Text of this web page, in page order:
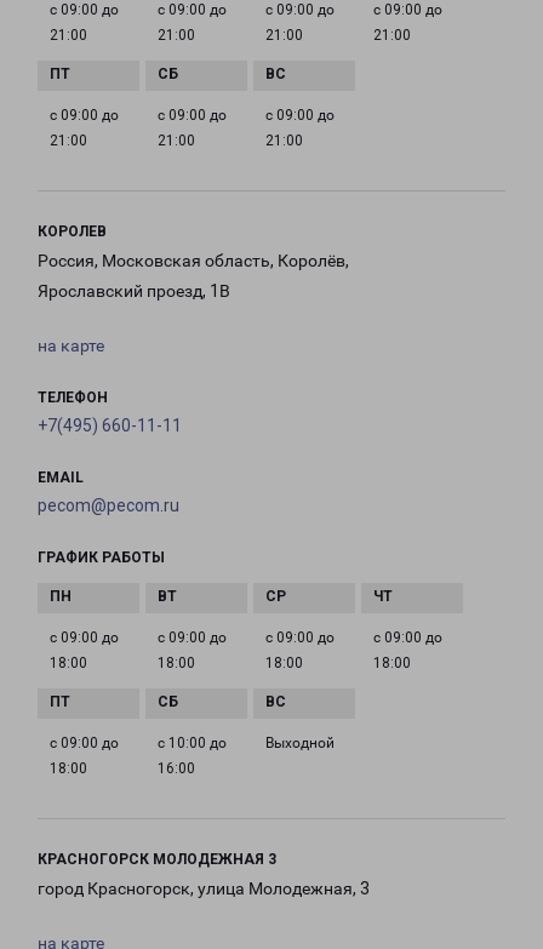
с 09:00 до
21:00
с 09:00 до
21:00
с 09:00 до
21:00
с 09:00 до
21:00
с 09:00 до
21:00
с 09:00 до
21:00
с 09:00 до
21:00
КОРОЛЕВ
Россия, Московская область, Королёв,
Ярославский проезд, 1В
на карте
ТЕЛЕФОН
+7(495) 660-11-11
EMAIL
pecom@pecom.ru
ГРАФИК РАБОТЫ
с 09:00 до
18:00
с 09:00 до
18:00
с 09:00 до
18:00
с 09:00 до
18:00
с 09:00 до
18:00
с 10:00 до
16:00
Выходной
КРАСНОГОРСК МОЛОДЕЖНАЯ 3
город Красногорск, улица Молодежная, 3
на карте